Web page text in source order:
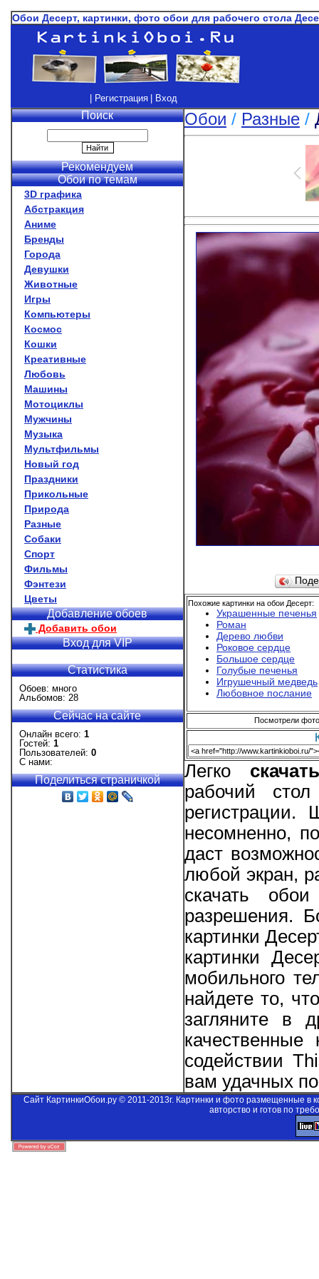
Обои Десерт, картинки, фото обои для рабочего стола
| Регистрация | Вход
Поиск
Рекомендуем
Обои по темам
3D графика
Абстракция
Аниме
Бренды
Города
Девушки
Животные
Игры
Компьютеры
Космос
Кошки
Креативные
Любовь
Машины
Мотоциклы
Мужчины
Музыка
Мультфильмы
Новый год
Праздники
Прикольные
Природа
Разные
Собаки
Спорт
Фильмы
Фэнтези
Цветы
Добавление обоев
Добавить обои
Вход для VIP
Статистика
Обоев: много
Альбомов: 28
Сейчас на сайте
Онлайн всего: 1
Гостей: 1
Пользователей: 0
С нами:
Поделиться страничкой
Обои / Разные /
Похожие картинки на обои Десерт:
Украшенные печенья
Роман
Дерево любви
Роковое сердце
Большое сердце
Голубые печенья
Игрушечный медведь
Любовное послание
Посмотрели
Легко
рабочий
регистрации.
несомненно,
даст
любой экран,
скачать
разрешения.
картинки
картинки
мобильного
найдете то,
загляните в
содействии
вам удачных
Сайт КартинкиОбои.ру © 2011-2013г. Картинки и фото размещенные в
авторство и готов по